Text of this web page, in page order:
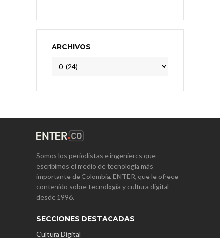
ARCHIVOS
Somos los periodistas e ingenieros que
escribimos el medio de tecnología más
importante de Colombia, ENTER, que le ofrece
contenido sobre tecnología y cultura digital
desde 1996.
SECCIONES DESTACADAS
Cultura Digital